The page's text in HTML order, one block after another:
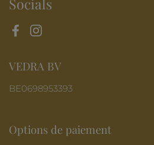
FacebookInstagram
VEDRA BV
BE0698953393
Options de paiement